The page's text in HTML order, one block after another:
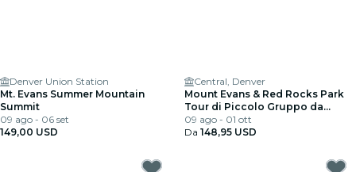
Denver Union Station
Mt. Evans Summer Mountain
Summit
09 ago - 06 set
149,00 USD
Central, Denver
Mount Evans & Red Rocks Park
Tour di Piccolo Gruppo da
Denver
09 ago - 01 ott
Da 148,95 USD